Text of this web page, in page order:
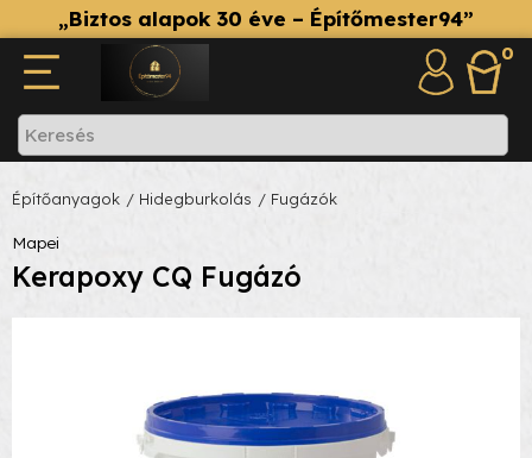
„Biztos alapok 30 éve – Építőmester94”
0
Építőanyagok / Hidegburkolás / Fugázók
Mapei
Kerapoxy CQ Fugázó